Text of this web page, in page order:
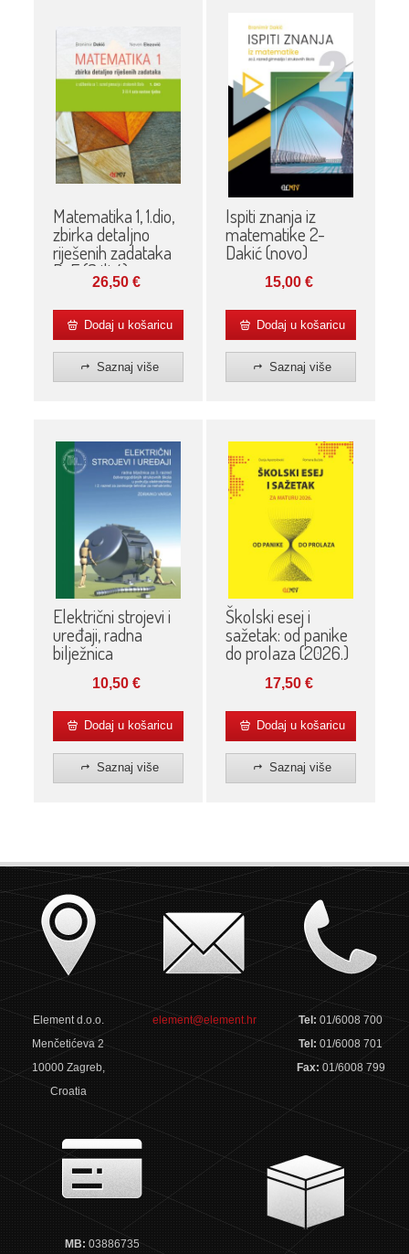
Matematika 1, 1.dio,
zbirka detaljno
riješenih zadataka
D-E (3 ili 4)
26,50€
Dodaj u košaricu
Saznaj više
Ispiti znanja iz
matematike 2-
Dakić (novo)
15,00€
Dodaj u košaricu
Saznaj više
Električni strojevi i
uređaji, radna
bilježnica
10,50€
Dodaj u košaricu
Saznaj više
Školski esej i
sažetak: od panike
do prolaza (2026.)
17,50€
Dodaj u košaricu
Saznaj više
Element d.o.o.
Menčetićeva 2
10000 Zagreb,
Croatia
element@element.hr Tel:01/6008 700
Tel:01/6008 701
Fax: 01/6008 799
MB: 03886735